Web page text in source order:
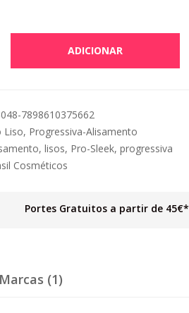
ADICIONAR
7898610375662
Liso, Progressiva-Alisamento
, lisos, Pro-Sleek, progressiva
Cosméticos
Portes Gratuitos a partir de 45€*
Marcas (1)